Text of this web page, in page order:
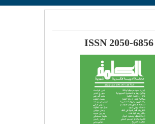
ISSN 2050-6856